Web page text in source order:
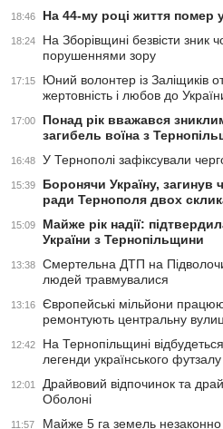
18:46 На 44-му році життя помер
18:24
На Зборівщині безвісти зник
порушеннями зору
17:15
Юний волонтер із Заліщиків
жертовність і любов до
17:00
Понад рік вважався
загибель воїна з
16:48 У Тернополі зафіксували
15:39
Боронячи Україну, загинув
ради Тернополя двох
15:09
Майже рік надії:
України з Тернопільщини
13:38
Смертельна ДТП на
людей травмувалися
13:16
Європейські мільйони
ремонтують центральну
12:42
На Тернопільщині
легенди українського футзалу
12:01
Драйвовий відпочинок та
Оболоні
11:57 Майже 5 га земель